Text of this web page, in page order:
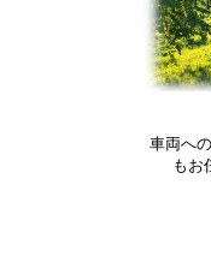
車両へ
もお